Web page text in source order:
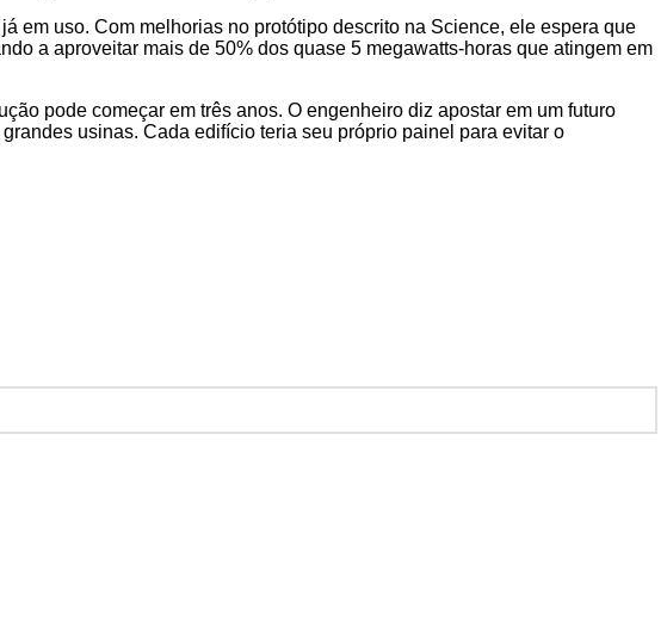
em uso. Com melhorias no protótipo descrito na Science, ele espera que
a aproveitar mais de 50% dos quase 5 megawatts-horas que atingem em
pode começar em três anos. O engenheiro diz apostar em um futuro
usinas. Cada edifício teria seu próprio painel para evitar o